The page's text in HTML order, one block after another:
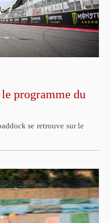
programme du
se retrouve sur le